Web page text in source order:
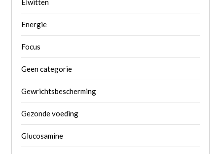
Eiwitten
Energie
Focus
Geen categorie
Gewrichtsbescherming
Gezonde voeding
Glucosamine